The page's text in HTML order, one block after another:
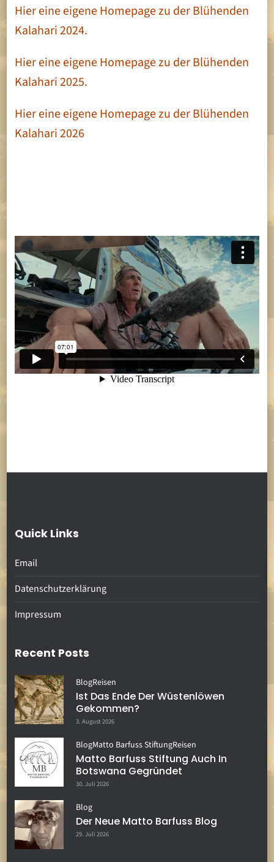
Hier eine eigene Homepage zu der Blühenden
Kalahari 2024.
Hier eine eigene Homepage zu der Blühenden
Kalahari 2025.
Hier eine eigene Homepage zu der Blühenden
Kalahari 2026
Quick Links
Email
Datenschutzerklärung
Impressum
Recent Posts
BlogReisen
Ist Das Ende Der Wüstenlöwen
Gekommen?
3. August 2026
BlogMatto Barfuss StiftungReisen
Matto Barfuss Stiftung Auch In
Botswana Gegründet
30. Juli 2026
Blog
Der Neue Matto Barfuss Blog
29. Juli 2026